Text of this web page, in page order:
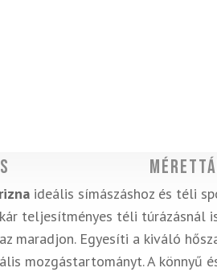
ideális símászáshoz és téli
teljesítményes téli túrázásnál
maradjon. Egyesíti a kiváló
mozgástartományt. A könnyű